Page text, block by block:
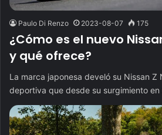
Paulo Di Renzo 2023-08-07 175
¿Cómo es el nuevo
y qué ofrece?
La marca japonesa develó su Nissan Z
deportiva que desde su surgimiento